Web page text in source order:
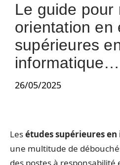
Le guide pour
orientation en
supérieures
informatique…
26/05/2025
Lesétudes supérieures
une multitude de